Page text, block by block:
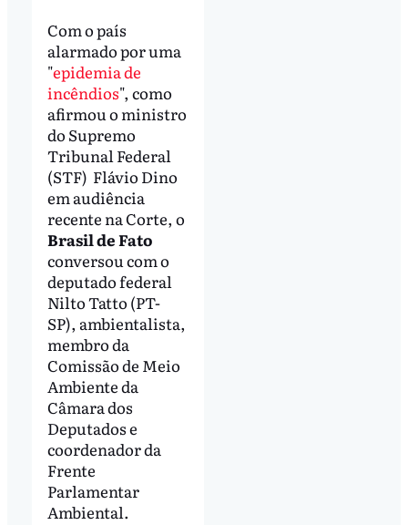
Com o país
alarmado por uma
"epidemia de
incêndios", como
afirmou o ministro
do Supremo
Tribunal Federal
(STF) Flávio Dino
em audiência
recente na Corte, o
Brasil de Fato
conversou com o
deputado federal
Nilto Tatto (PT-
SP), ambientalista,
membro da
Comissão de Meio
Ambiente da
Câmara dos
Deputados e
coordenador da
Frente
Parlamentar
Ambiental.